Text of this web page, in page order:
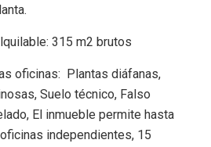
315 m2 brutos
oficinas: Plantas diáfanas,
Suelo técnico, Falso
El inmueble permite hasta
independientes, 15